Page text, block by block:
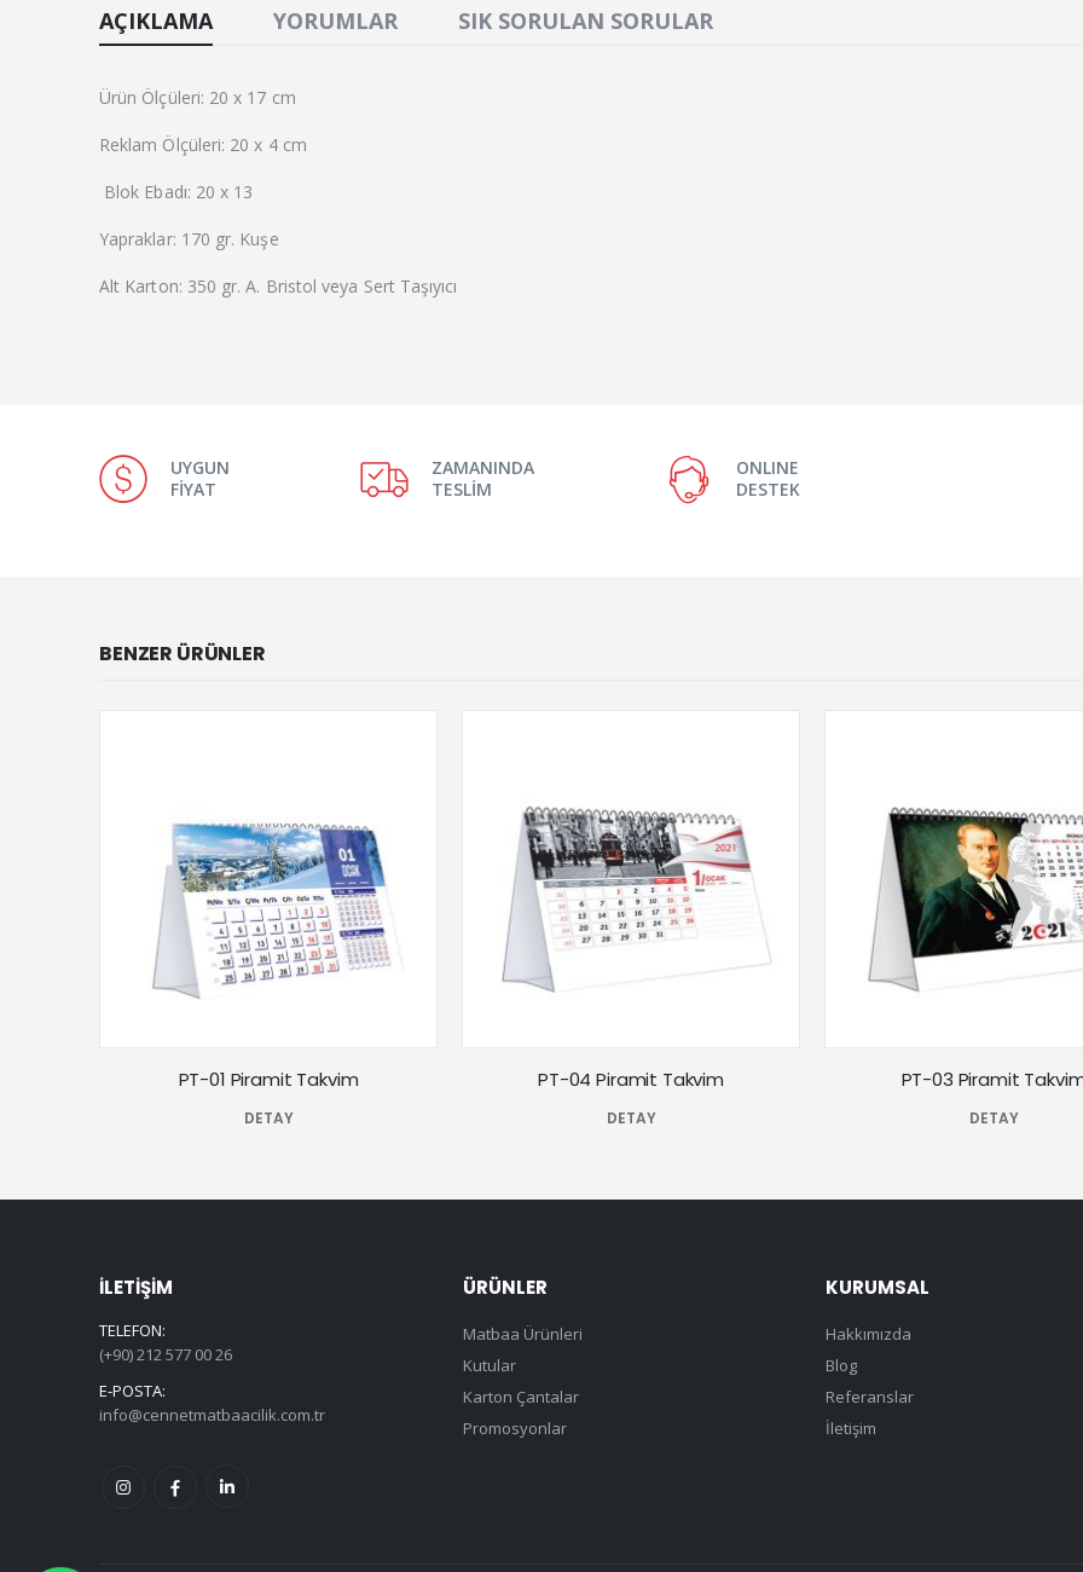
AÇIKLAMA YORUMLAR SIK SORULAN SORULAR
Ürün Ölçüleri: 20 x 17 cm
Reklam Ölçüleri: 20 x 4 cm
Blok Ebadı: 20 x 13
Yapraklar: 170 gr. Kuşe
Alt Karton: 350 gr. A. Bristol veya Sert Taşıyıcı
UYGUN
FİYAT
ZAMANINDA
TESLİM
ONLINE
DESTEK
BENZER ÜRÜNLER
PT-01 Piramit Takvim
DETAY
PT-04 Piramit Takvim
DETAY
PT-03 Piramit
DETAY
İLETİŞİM
TELEFON:
(+90) 212 577 00 26
E-POSTA:
info@cennetmatbaacilik.com.tr
ÜRÜNLER
Matbaa Ürünleri
Kutular
Karton Çantalar
Promosyonlar
KURUMSAL
Hakkımızda
Blog
Referanslar
İletişim